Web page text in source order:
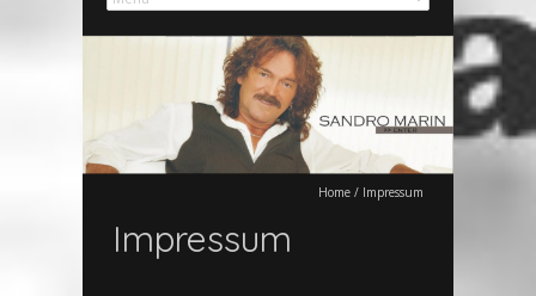
Home / Impressum
Impressum